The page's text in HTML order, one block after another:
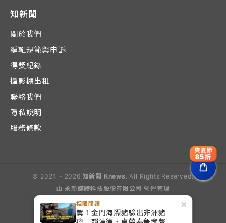
×
相關閱讀
驚！金門海漂豬驗出非洲豬
知新聞
關於我們
編輯規範與申訴
得獎紀錄
攝影棚出租
聯絡我們
隱私說明
服務條款
© 2024 - 2026 知新聞 Knews . All Rights Reserved.
由 永新媒體科技股份有限公司 營運管理
爽夏節
85折